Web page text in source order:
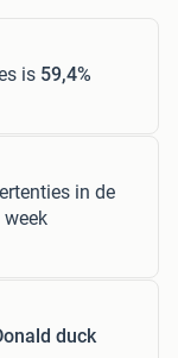
is 59,4%
in de
duck